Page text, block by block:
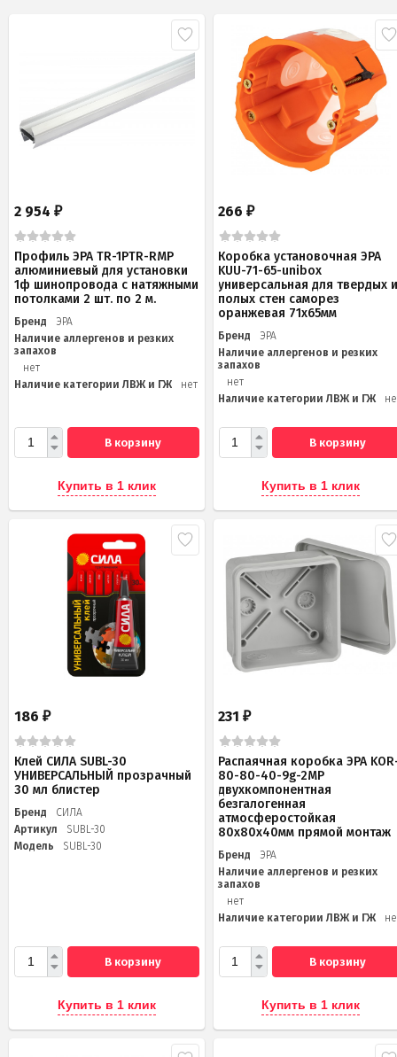
2 954 ₽
Профиль ЭРА TR-1PTR-RMP
алюминиевый для установки
1ф шинопровода с натяжными
потолками 2 шт. по 2 м.
Бренд
ЭРА
Наличие аллергенов и резких
запахов
нет
Наличие категории ЛВЖ и ГЖ
нет
В корзину
Купить в 1 клик
266₽
Коробка установочная ЭРА
KUU-71-65-unibox
универсальная для твердых
полых стен саморез
оранжевая 71х65мм
Бренд
ЭРА
Наличие аллергенов и резких
запахов
нет
Наличие категории ЛВЖ и ГЖ
В корзину
Купить в 1 клик
186 ₽
Клей СИЛА SUBL-30
УНИВЕРСАЛЬНЫЙ прозрачный
30 мл блистер
Бренд
СИЛА
Артикул
SUBL-30
Модель
SUBL-30
В корзину
Купить в 1 клик
231₽
Распаячная коробка ЭРА
80-80-40-9g-2MP
двухкомпонентная
безгалогенная
атмосферостойкая
80х80х40мм прямой монтаж
Бренд
ЭРА
Наличие аллергенов и резких
запахов
нет
Наличие категории ЛВЖ и ГЖ
В корзину
Купить в 1 клик